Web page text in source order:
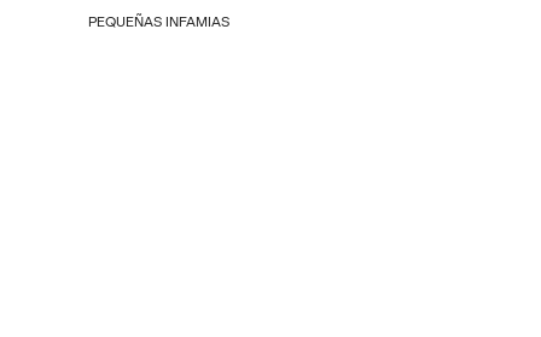
PEQUEÑAS INFAMIAS